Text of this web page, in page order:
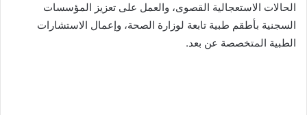
الحالات الاستعجالية القصوى، والعمل على تعزيز المؤسسات
السجنية بأطقم طبية تابعة لوزارة الصحة، وإعمال الاستشارات
الطبية المتخصصة عن بعد.